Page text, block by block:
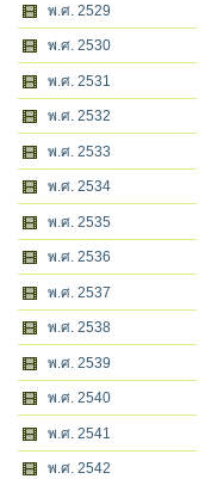
พ.ศ. 2529
พ.ศ. 2530
พ.ศ. 2531
พ.ศ. 2532
พ.ศ. 2533
พ.ศ. 2534
พ.ศ. 2535
พ.ศ. 2536
พ.ศ. 2537
พ.ศ. 2538
พ.ศ. 2539
พ.ศ. 2540
พ.ศ. 2541
พ.ศ. 2542